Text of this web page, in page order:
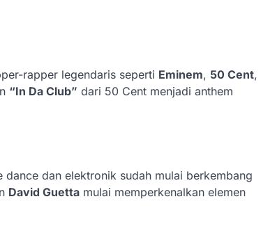
rapper legendaris seperti Eminem, 50 Cent,
“In Da Club” dari 50 Cent menjadi anthem
dan elektronik sudah mulai berkembang
David Guetta mulai memperkenalkan elemen